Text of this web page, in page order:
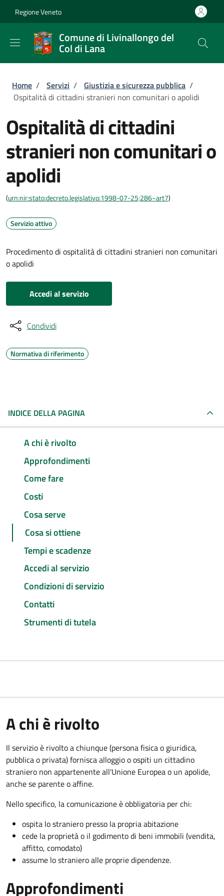
Regione Veneto
Comune di Livinallongo del
Col di Lana
Briciole di pane
Home / Servizi / Giustizia e sicurezza pubblica /
Ospitalità di cittadini stranieri non comunitari o apolidi
Ospitalità di cittadini
stranieri non comunitari o
apolidi
(urn:nir:stato:decreto.legislativo:1998-07-25;286~art7)
Servizio attivo
Procedimento di ospitalità di cittadini stranieri non comunitari
o apolidi
Accedi al servizio
Condividi
Normativa di riferimento
INDICE DELLA PAGINA
A chi è rivolto
Approfondimenti
Come fare
Costi
Cosa serve
Cosa si ottiene
Tempi e scadenze
Accedi al servizio
Condizioni di servizio
Contatti
Strumenti di tutela
A chi è rivolto
Il servizio è rivolto a chiunque (persona fisica o giuridica,
pubblica o privata) fornisca alloggio o ospiti un cittadino
straniero non appartenente all'Unione Europea o un apolide,
anche se parente o affine.
Nello specifico, la comunicazione è obbligatoria per chi:
ospita lo straniero presso la propria abitazione
cede la proprietà o il godimento di beni immobili (vendita,
affitto, comodato)
assume lo straniero alle proprie dipendenze.
Approfondimenti